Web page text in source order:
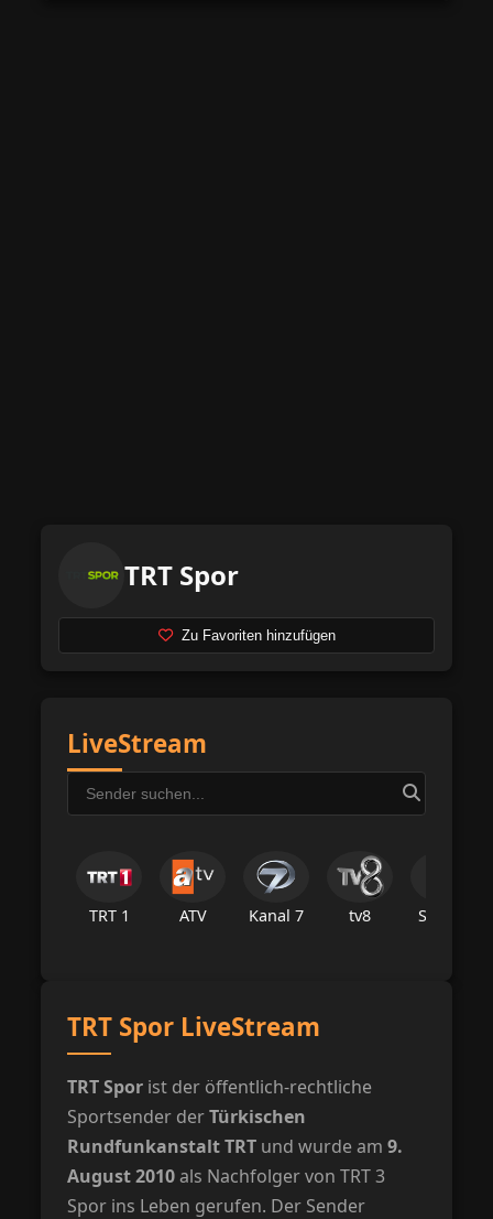
TRT Spor
Zu Favoriten hinzufügen
LiveStream
TRT 1 ATV Kanal 7 tv8 Star Tv
TRT Spor LiveStream
TRT Spor ist der öffentlich-rechtliche
Sportsender derTürkischen
Rundfunkanstalt TRT und wurde am9.
August 2010als Nachfolger von TRT 3
Spor ins Leben gerufen. Der Sender